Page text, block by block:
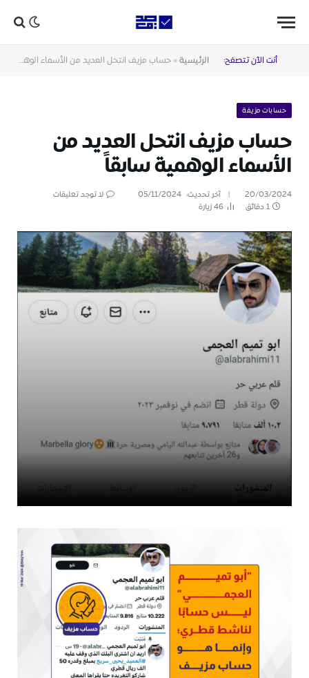
أنت الآن تتصفح: الرئيسية » حساب مزيف انتحل العديد من الأسماء الوهمية سابقاً
حسابات مزيفة
حساب مزيف انتحل العديد من
الأسماء الوهمية سابقاً
20/03/2024 آخر تحديث: 05/11/2024
لا توجد تعليقات
1 دقائق
46زيارة